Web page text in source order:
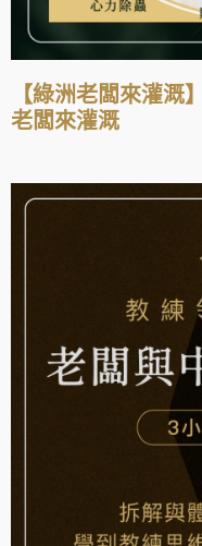
【綠洲老闆來灌溉
老闆來灌溉